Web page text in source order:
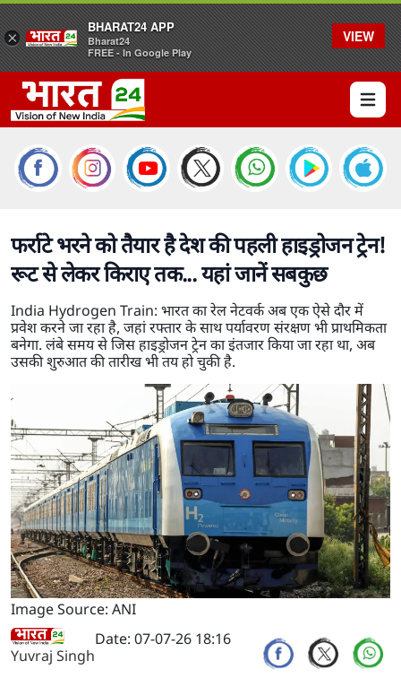
Open
फर्राटे भरने को तैयार है देश की पहली हाइड्रोजन ट्रेन!
रूट से लेकर किराए तक... यहां जानें सबकुछ
India Hydrogen Train: भारत का रेल नेटवर्क अब एक ऐसे दौर में
प्रवेश करने जा रहा है, जहां रफ्तार के साथ पर्यावरण संरक्षण भी प्राथमिकता
बनेगा. लंबे समय से जिस हाइड्रोजन ट्रेन का इंतजार किया जा रहा था, अब
उसकी शुरुआत की तारीख भी तय हो चुकी है.
Image Source: ANI
Yuvraj Singh
Date: 07-07-26 18:16
×
BHARAT24 APP
Bharat24
FREE - In Google Play
VIEW